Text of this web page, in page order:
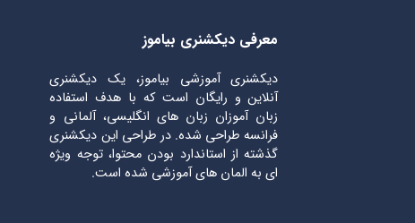
معرفی دیکشنری بیاموز
دیکشنری آموزشی بیاموز، یک دیکشنری
آنلاین و رایگان است که با هدف استفاده
زبان آموزان زبان های انگلیسی، آلمانی و
فرانسه طراحی شده. در طراحی این دیکشنری
گذشته از استاندارد بودن محتوا، توجه ویژه
ای به المان های آموزشی شده است.